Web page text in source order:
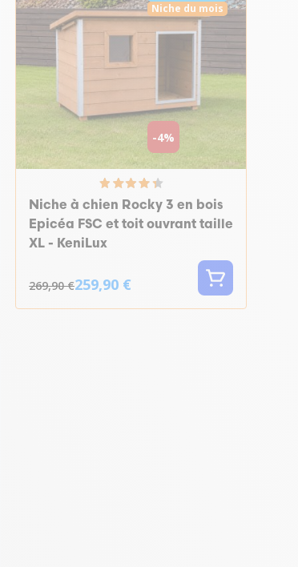
vos Options
Niche du mois
-4%
Niche à chien Rocky 3 en bois
Epicéa FSC et toit ouvrant taille
XL - KeniLux
269,90 €259,90 €